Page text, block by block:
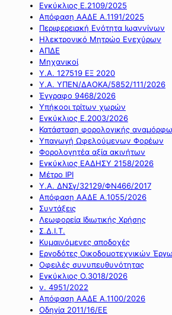
Εγκύκλιος Ε.2109/2025
Απόφαση ΑΑΔΕ Α.1191/2025
Περιφερειακή Ενότητα Ιωαννίνων
Ηλεκτρονικό Μητρώο Ενεχύρων
ΑΠΔΕ
Μηχανικοί
Υ.Α. 127519 ΕΞ 2020
Υ.Α. ΥΠΕΝ/ΔΑΟΚΑ/5852/111/2026
Έγγραφο 9468/2026
Υπήκοοι τρίτων χωρών
Εγκύκλιος Ε.2003/2026
Κατάσταση φορολογικής
Υπαγωγή Ωφελούμενων Φορέων
Φορολογητέα αξία ακινήτων
Εγκύκλιος ΕΑΔΗΣΥ 2158/2026
Μέτρο IPI
Υ.Α. ΔΝΣγ/32129/ΦΝ466/2017
Απόφαση ΑΑΔΕ Α.1055/2026
Συντάξεις
Λεωφορεία Ιδιωτικής Χρήσης
Σ.Δ.Ι.Τ.
Κυμαινόμενες αποδοχές
Εργοδότες Οικοδομοτεχνικών
Οφειλές συνυπευθυνότητας
Εγκύκλιος Ο.3018/2026
ν. 4951/2022
Απόφαση ΑΑΔΕ Α.1100/2026
Οδηγία 2011/16/ΕΕ